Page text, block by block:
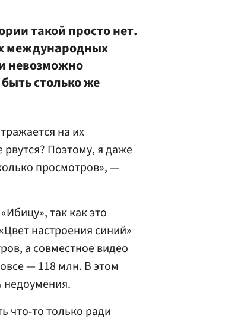
такой просто нет.
международных
невозможно
столько же
на их
Поэтому, я даже
просмотров», —
так как это
настроения синий»
а совместное видео
— 118 млн. В этом
недоумения.
что-то только ради